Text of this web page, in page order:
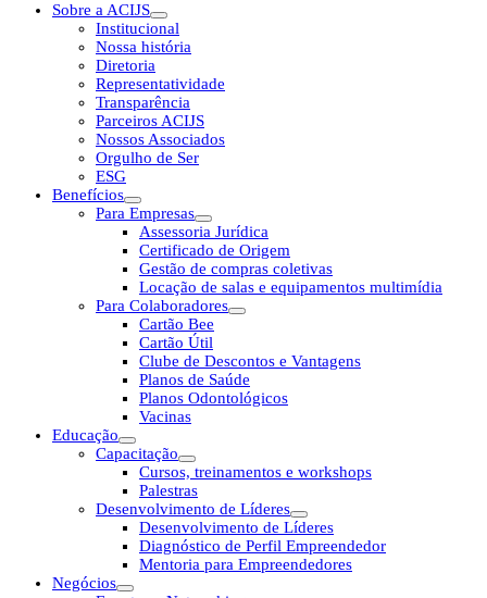
Sobre a ACIJS
Institucional
Nossa história
Diretoria
Representatividade
Transparência
Parceiros ACIJS
Nossos Associados
Orgulho de Ser
ESG
Benefícios
Para Empresas
Assessoria Jurídica
Certificado de Origem
Gestão de compras coletivas
Locação de salas e equipamentos multimídia
Para Colaboradores
Cartão Bee
Cartão Útil
Clube de Descontos e Vantagens
Planos de Saúde
Planos Odontológicos
Vacinas
Educação
Capacitação
Cursos, treinamentos e workshops
Palestras
Desenvolvimento de Líderes
Desenvolvimento de Líderes
Diagnóstico de Perfil Empreendedor
Mentoria para Empreendedores
Negócios